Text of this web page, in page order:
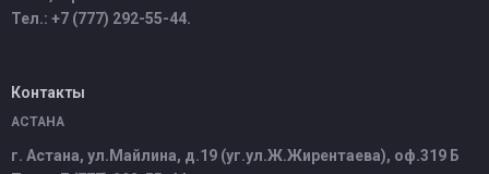
Тел.: +7 (777) 292-55-44.
Контакты
АСТАНА
г. Астана, ул.Майлина, д.19 (уг.ул.Ж.Жирентаева), оф.319 Б